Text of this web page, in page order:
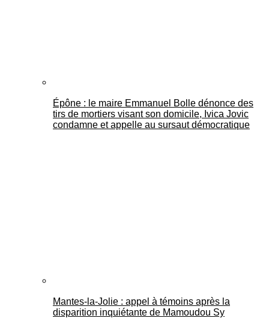
Épône : le maire Emmanuel Bolle dénonce des
tirs de mortiers visant son domicile, Ivica Jovic
condamne et appelle au sursaut démocratique
Mantes-la-Jolie : appel à témoins après la
disparition inquiétante de Mamoudou Sy